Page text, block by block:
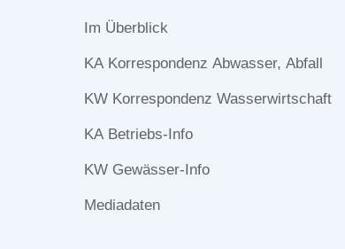
Navigation
Im Überblick
KA Korrespondenz Abwasser, Abfall
KW Korrespondenz Wasserwirtschaft
KA Betriebs-Info
KW Gewässer-Info
Mediadaten